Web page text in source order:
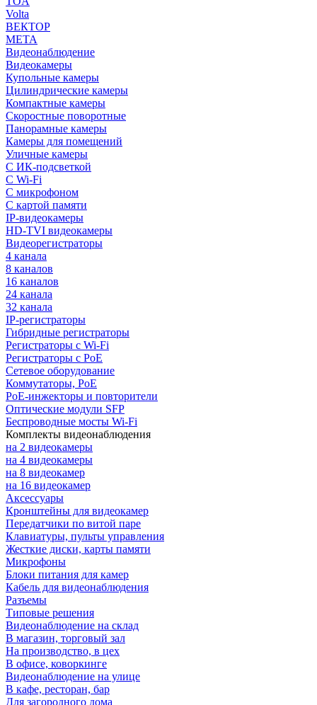
Volta
ВЕКТОР
МЕТА
Видеонаблюдение
Видеокамеры
Купольные камеры
Цилиндрические камеры
Компактные камеры
Скоростные поворотные
Панорамные камеры
Камеры для помещений
Уличные камеры
С ИК-подсветкой
С Wi-Fi
С микрофоном
С картой памяти
IP-видеокамеры
HD-TVI видеокамеры
Видеорегистраторы
4 канала
8 каналов
16 каналов
24 канала
32 канала
IP-регистраторы
Гибридные регистраторы
Регистраторы с Wi-Fi
Регистраторы с PoE
Сетевое оборудование
Коммутаторы, PoE
PoE-инжекторы и повторители
Оптические модули SFP
Беспроводные мосты Wi-Fi
Комплекты видеонаблюдения
на 2 видеокамеры
на 4 видеокамеры
на 8 видеокамер
на 16 видеокамер
Аксессуары
Кронштейны для видеокамер
Передатчики по витой паре
Клавиатуры, пульты управления
Жесткие диски, карты памяти
Микрофоны
Блоки питания для камер
Кабель для видеонаблюдения
Разъемы
Типовые решения
Видеонаблюдение на склад
В магазин, торговый зал
На производство, в цех
В офисе, коворкинге
Видеонаблюдение на улице
В кафе, ресторан, бар
Для загородного дома